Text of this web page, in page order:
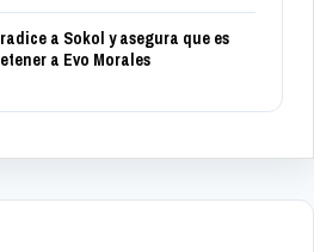
a Sokol y asegura que es
a Evo Morales